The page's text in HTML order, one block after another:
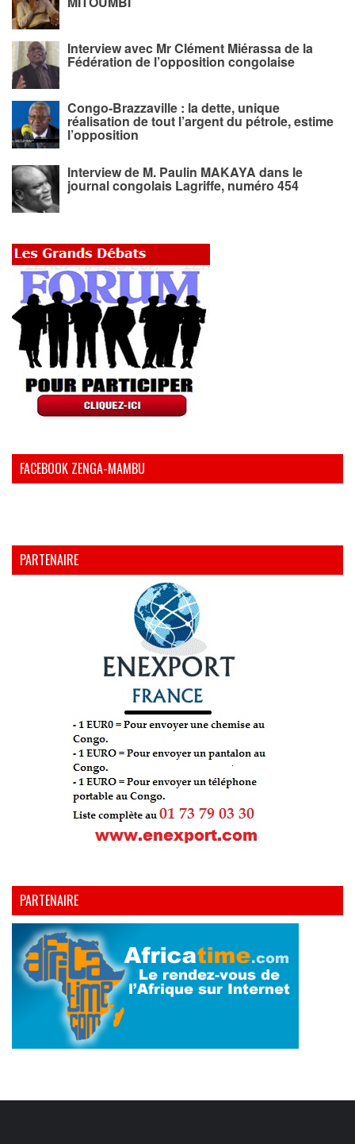
Interview avec Mr Clément Miérassa de la
Fédération de l’opposition congolaise
Congo-Brazzaville : la dette, unique
réalisation de tout l’argent du pétrole, estime
l’opposition
Interview de M. Paulin MAKAYA dans le
journal congolais Lagriffe, numéro 454
FACEBOOK ZENGA-MAMBU
PARTENAIRE
PARTENAIRE